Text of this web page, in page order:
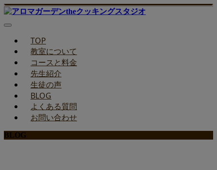
TOP
教室について
コースと料金
先生紹介
生徒の声
BLOG
よくある質問
お問い合わせ
BLOG